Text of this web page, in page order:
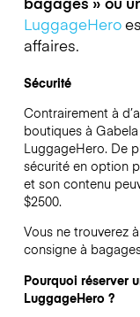
LuggageHero
affaires.
Sécurité
Contrairement à
boutiques à Gabela
LuggageHero. De
sécurité en option
et son contenu
$2500.
Vous ne trouverez à
consigne à
Pourquoi réserver
LuggageHero ?